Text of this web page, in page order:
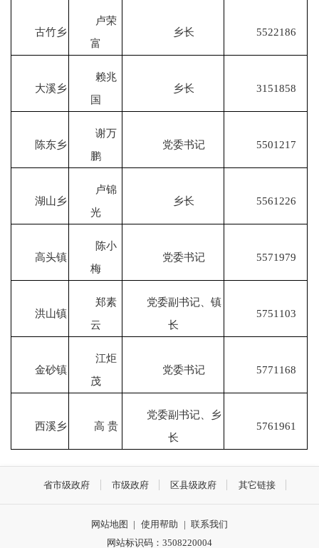
古竹乡
卢荣
富
乡长 5522186
大溪乡
赖兆
国
乡长 3151858
陈东乡
谢万
鹏
党委书记 5501217
湖山乡
卢锦
光
乡长 5561226
高头镇
陈小
梅
党委书记 5571979
洪山镇
郑素
云
党委副书记、镇
长
5751103
金砂镇
江炬
茂
党委书记 5771168
西溪乡 高 贵
党委副书记、乡
长
5761961
省市级政府 市级政府 区县级政府 其它链接
网站地图 | 使用帮助 | 联系我们
网站标识码：3508220004